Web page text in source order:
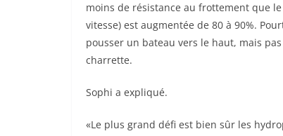
moins de résistance au frottement que
vitesse) est augmentée de 80 à 90%.
pousser un bateau vers le haut, mais
charrette.
Sophi a expliqué.
«Le plus grand défi est bien sûr les